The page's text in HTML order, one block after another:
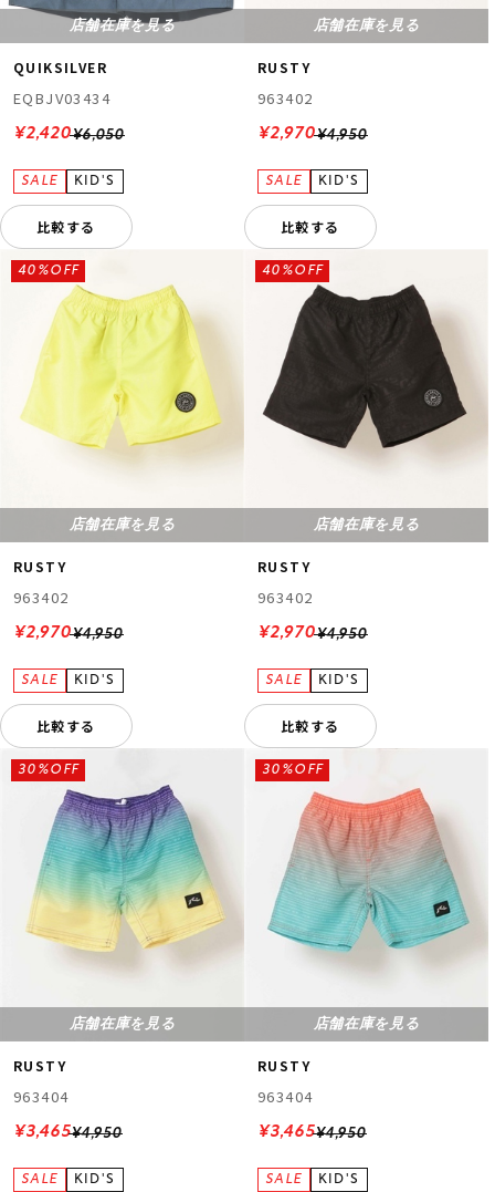
店舗在庫を見る
QUIKSILVER
EQBJV03434
¥6,050
¥2,420
比較する
店舗在庫を見る
RUSTY
963402
¥4,950
¥2,970
比較する
店舗在庫を見る
RUSTY
963402
¥4,950
40%OFF
¥2,970
比較する
店舗在庫を見る
RUSTY
963402
¥4,950
40%OFF
¥2,970
比較する
店舗在庫を見る
RUSTY
963404
¥4,950
30%OFF
¥3,465
店舗在庫を見る
RUSTY
963404
¥4,950
30%OFF
¥3,465